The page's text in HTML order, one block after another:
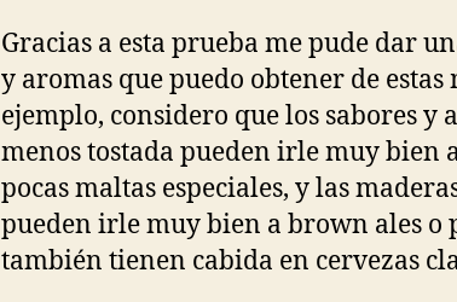
Gracias a esta prueba me pude dar
y aromas que puedo obtener de estas
ejemplo, considero que los sabores y
menos tostada pueden irle muy bien
pocas maltas especiales, y las
pueden irle muy bien a brown ales o
también tienen cabida en cervezas